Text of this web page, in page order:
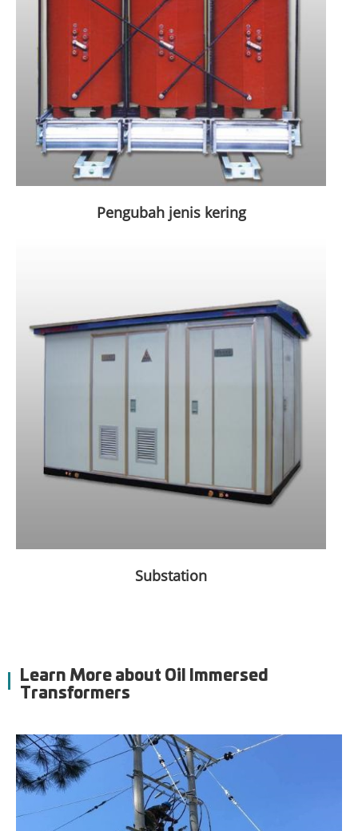
Pengubah jenis kering
Substation
Learn More about Oil Immersed
Transformers